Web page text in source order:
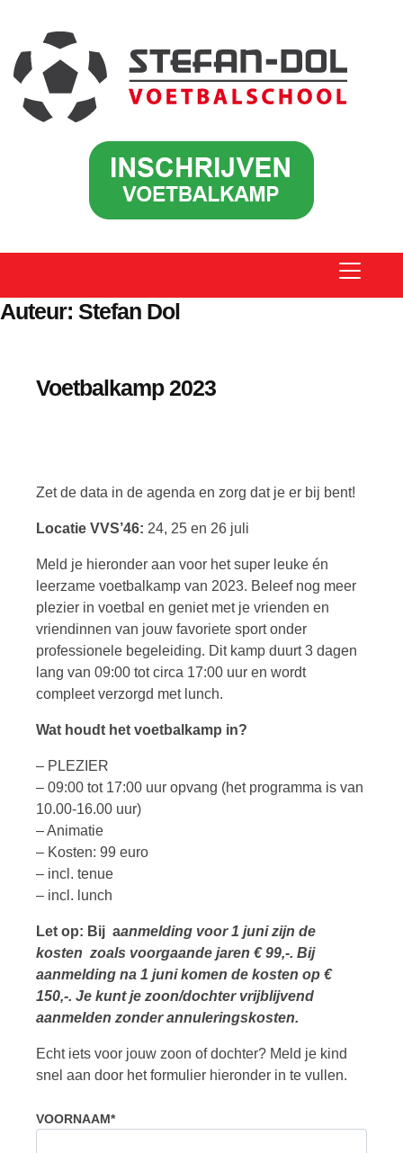
Auteur: Stefan Dol
Voetbalkamp 2023
Zet de data in de agenda en zorg dat je er bij bent!
Locatie VVS’46: 24, 25 en 26 juli
Meld je hieronder aan voor het super leuke én
leerzame voetbalkamp van 2023. Beleef nog meer
plezier in voetbal en geniet met je vrienden en
vriendinnen van jouw favoriete sport onder
professionele begeleiding. Dit kamp duurt 3 dagen
lang van 09:00 tot circa 17:00 uur en wordt
compleet verzorgd met lunch.
Wat houdt het voetbalkamp in?
– PLEZIER
– 09:00 tot 17:00 uur opvang (het programma is van
10.00-16.00 uur)
– Animatie
– Kosten: 99 euro
– incl. tenue
– incl. lunch
Let op: Bij aanmelding voor 1 juni zijn de
kosten zoals voorgaande jaren € 99,-. Bij
aanmelding na 1 juni komen de kosten op €
150,-. Je kunt je zoon/dochter vrijblijvend
aanmelden zonder annuleringskosten.
Echt iets voor jouw zoon of dochter? Meld je kind
snel aan door het formulier hieronder in te vullen.
VOORNAAM*